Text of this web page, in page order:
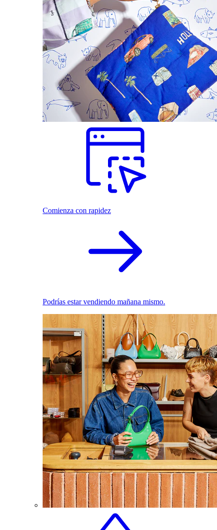
Comienza con rapidez
Podrías estar vendiendo mañana mismo.